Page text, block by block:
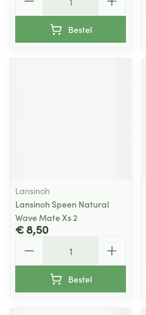
Bestel
Lansinoh
Lansinoh Speen Natural
Wave Mate Xs 2
€ 8,50
Bestel